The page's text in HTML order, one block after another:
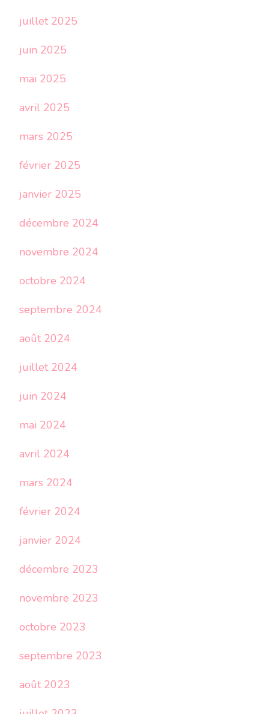
juillet 2025
juin 2025
mai 2025
avril 2025
mars 2025
février 2025
janvier 2025
décembre 2024
novembre 2024
octobre 2024
septembre 2024
août 2024
juillet 2024
juin 2024
mai 2024
avril 2024
mars 2024
février 2024
janvier 2024
décembre 2023
novembre 2023
octobre 2023
septembre 2023
août 2023